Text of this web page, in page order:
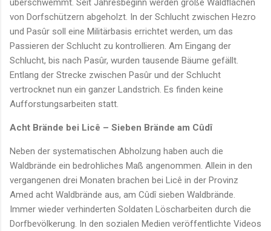
überschwemmt. Seit Jahresbeginn werden große Waldflächen
von Dorfschützern abgeholzt. In der Schlucht zwischen Hezro
und Pasûr soll eine Militärbasis errichtet werden, um das
Passieren der Schlucht zu kontrollieren. Am Eingang der
Schlucht, bis nach Pasûr, wurden tausende Bäume gefällt.
Entlang der Strecke zwischen Pasûr und der Schlucht
vertrocknet nun ein ganzer Landstrich. Es finden keine
Aufforstungsarbeiten statt.
Acht Brände bei Licê – Sieben Brände am Cûdî
Neben der systematischen Abholzung haben auch die
Waldbrände ein bedrohliches Maß angenommen. Allein in den
vergangenen drei Monaten brachen bei Licê in der Provinz
Amed acht Waldbrände aus, am Cûdî sieben Waldbrände.
Immer wieder verhinderten Soldaten Löscharbeiten durch die
Dorfbevölkerung. In den sozialen Medien veröffentlichte Videos